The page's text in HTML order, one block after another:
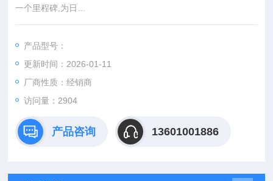
一个里程碑,为日
常工作带来诸多便利。具有多种功能包括: 5.7 寸 TFT 触摸屏显
口,网络连接,以及有多种语言可供选择。Z前沿的用户操作设计,Pi
lot ONE
控制器具有方便的导航系统图标–让您的日常工作变得更简单。
软件向导
产品型号：
更新时间：2026-01-11
厂商性质：经销商
访问量：2904
产品咨询 13601001886